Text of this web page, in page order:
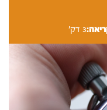
3 דק'